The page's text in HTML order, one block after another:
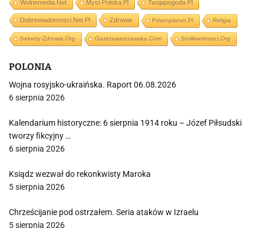
Wolnemedia.net Mysl-Polska.pl Twojapogoda.pl
Dobrewiadomosci.net.pl Zdrowie Prisonplanet.pl Religia
Sekrety-Zdrowia.org Gazetawarszawska.com Stolikwolnosci.org
POLONIA
Wojna rosyjsko-ukraińska. Raport 06.08.2026
6 sierpnia 2026
Kalendarium historyczne: 6 sierpnia 1914 roku – Józef Piłsudski
tworzy fikcyjny …
6 sierpnia 2026
Ksiądz wezwał do rekonkwisty Maroka
5 sierpnia 2026
Chrześcijanie pod ostrzałem. Seria ataków w Izraelu
5 sierpnia 2026